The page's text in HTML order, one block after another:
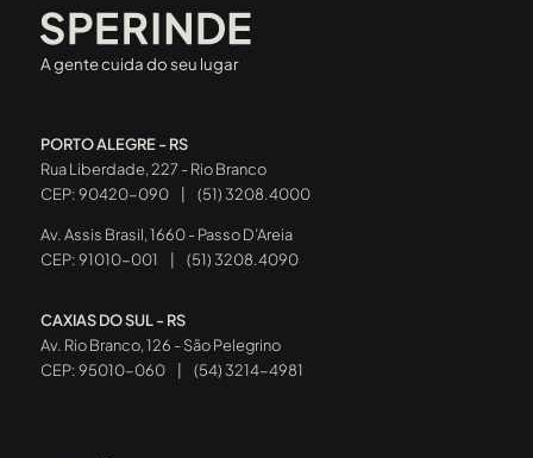
A gente cuida do seu lugar
PORTO ALEGRE - RS
Rua Liberdade, 227 - Rio Branco
CEP: 90420-090
(51) 3208.4000
Av. Assis Brasil, 1660 - Passo D’Areia
CEP: 91010-001
(51) 3208.4090
CAXIAS DO SUL - RS
Av. Rio Branco, 126 - São Pelegrino
CEP: 95010-060
(54) 3214-4981